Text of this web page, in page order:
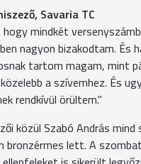
Savaria TC
mindkét
nagyon bizakodtam. És
tartom magam, mint
a szívemhez. És
rendkívül örültem."
közül Szabó András mind
bronzérmes lett. A